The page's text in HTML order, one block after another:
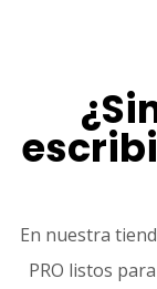
En nuestra
PRO listos